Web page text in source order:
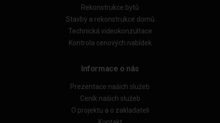
Rekonstrukce bytů
Stavby a rekonstrukce domů
Technická videokonzultace
Kontrola cenových nabídek
Informace o nás
Prezentace našich služeb
Ceník našich služeb
O projektu a o zakladateli